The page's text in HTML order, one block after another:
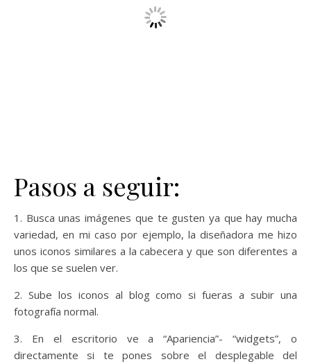
Pasos a seguir:
1. Busca unas imágenes que te gusten ya que hay mucha
variedad, en mi caso por ejemplo, la diseñadora me hizo
unos iconos similares a la cabecera y que son diferentes a
los que se suelen ver.
2. Sube los iconos al blog como si fueras a subir una
fotografía normal.
3. En el escritorio ve a “Apariencia”- “widgets”, o
directamente si te pones sobre el desplegable del